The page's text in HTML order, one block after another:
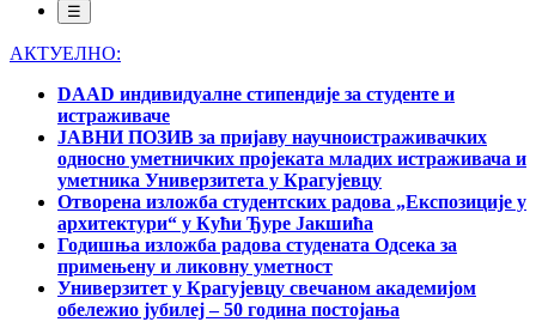
☰
АКТУЕЛНО:
DAAD индивидуалне стипендије за студенте и
истраживаче
ЈАВНИ ПОЗИВ за пријаву научноистраживачких
односно уметничких пројеката младих истраживача и
уметника Универзитета у Крагујевцу
Отворена изложба студентских радова „Експозиције у
архитектури“ у Кући Ђуре Јакшића
Годишња изложба радова студената Одсека за
примењену и ликовну уметност
Универзитет у Крагујевцу свечаном академијом
обележио јубилеј – 50 година постојања